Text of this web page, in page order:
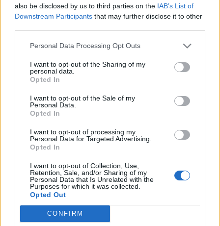
also be disclosed by us to third parties on the IAB’s List of
Downstream Participants that may further disclose it to other
Personal Data Processing Opt Outs
I want to opt-out of the Sharing of my
personal data.
Opted In
I want to opt-out of the Sale of my
Personal Data.
Opted In
I want to opt-out of processing my
Personal Data for Targeted Advertising.
Opted In
I want to opt-out of Collection, Use,
Retention, Sale, and/or Sharing of my
Personal Data that Is Unrelated with the
Purposes for which it was collected.
Opted Out
CONFIRM
Tänkte visa lite från gårdagens besök på stranden
Melinda. Man fick parkera lite innan och sen fick man
promenera igenom en mysig typisk grekisk gränd.